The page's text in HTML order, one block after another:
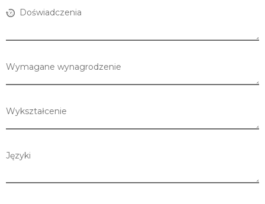
Doświadczenia
Wymagane wynagrodzenie
Wykształcenie
Języki